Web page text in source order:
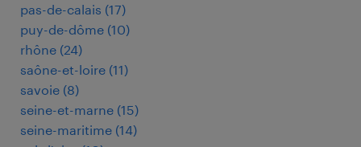
pas-de-calais (17)
puy-de-dôme (10)
rhône (24)
saône-et-loire (11)
savoie (8)
seine-et-marne (15)
seine-maritime (14)